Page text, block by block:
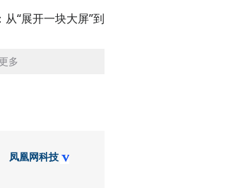
“展开一块大屏”到
多
凤凰网科技